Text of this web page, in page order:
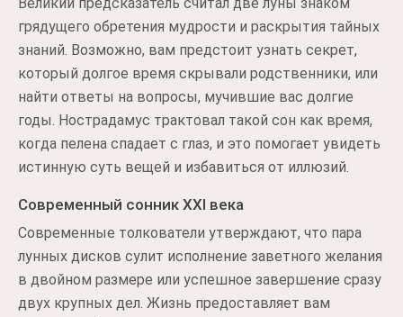
грядущего обретения мудрости и раскрытия тайных
знаний. Возможно, вам предстоит узнать секрет,
который долгое время скрывали родственники, или
найти ответы на вопросы, мучившие вас долгие
годы. Нострадамус трактовал такой сон как время,
когда пелена спадает с глаз, и это помогает увидеть
истинную суть вещей и избавиться от иллюзий.
Современный сонник XXI века
Современные толкователи утверждают, что пара
лунных дисков сулит исполнение заветного желания
в двойном размере или успешное завершение сразу
двух крупных дел. Жизнь предоставляет вам